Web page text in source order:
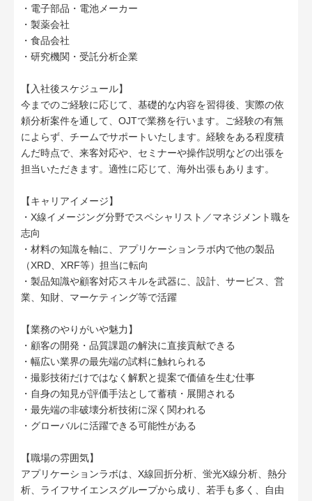
・電子部品・電池メーカー
・製薬会社
・食品会社
・研究機関・受託分析企業
【入社後スケジュール】
今までのご経験に応じて、基礎的な内容を習得後、実際の依
頼分析案件を通して、OJTで業務を行います。ご経験の有無
によらず、チームでサポートいたします。経験をある程度積
んだ時点で、来客対応や、セミナーや操作説明などの出張を
担当いただきます。適性に応じて、海外出張もあります。
【キャリアイメージ】
・X線イメージング分野でスペシャリスト／マネジメント職を
志向
・材料の知識を軸に、アプリケーションラボ内で他の製品
（XRD、XRF等）担当に転向
・製品知識や顧客対応スキルを武器に、設計、サービス、営
業、知財、マーケティング等で活躍
【業務のやりがいや魅力】
・顧客の開発・品質課題の解決に直接貢献できる
・幅広い業界の最先端の試料に触れられる
・撮影技術だけではなく解釈と提案で価値を生む仕事
・自身の知見が評価手法として蓄積・展開される
・最先端の非破壊分析技術に深く関われる
・グローバルに活躍できる可能性がある
【職場の雰囲気】
アプリケーションラボは、X線回折分析、蛍光X線分析、熱分
析、ライフサイエンスグループから成り、若手も多く、自由